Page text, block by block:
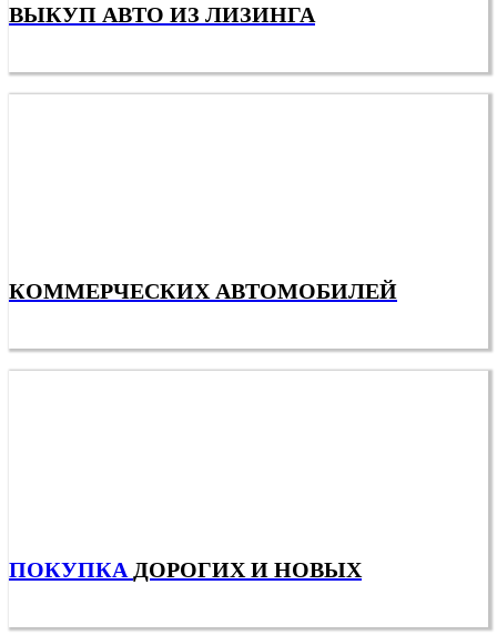
ВЫКУП АВТО ИЗ ЛИЗИНГА
КОММЕРЧЕСКИХ АВТОМОБИЛЕЙ
ПОКУПКА ДОРОГИХ И НОВЫХ